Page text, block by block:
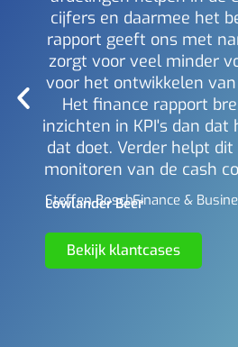
cijfers en daarmee het
rapport geeft ons met
zorgt voor veel minder
voor het ontwikkelen
Het finance rapport
inzichten in KPI's dan
dat doet. Verder helpt
monitoren van de cash
Steffen Bosch -Finance &
Lowlander Beer
Bekijk klantcases